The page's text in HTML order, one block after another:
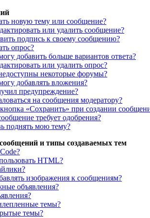
новую тему или сообщение?
или удалить сообщение?
подпись к своему сообщению?
опрос?
добавить больше вариантов ответа?
или удалить опрос?
некоторые форумы?
добавлять вложения?
предупреждение?
на сообщения модератору?
кнопка «Сохранить» при создании
требует одобрения?
поднять мою тему?
и типы создаваемых тем
HTML?
изображения к сообщениям?
объявления?
темы?
темы?